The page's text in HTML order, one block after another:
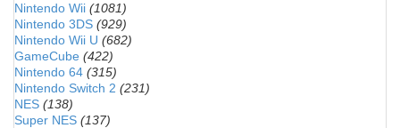
Nintendo Wii (1081)
Nintendo 3DS (929)
Nintendo Wii U (682)
GameCube (422)
Nintendo 64 (315)
Nintendo Switch 2 (231)
NES (138)
Super NES (137)